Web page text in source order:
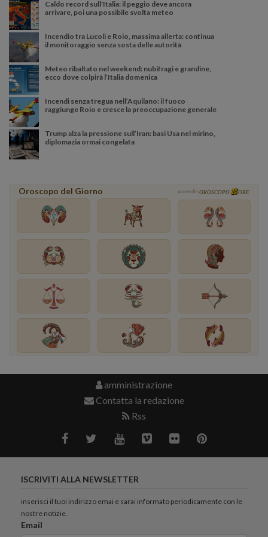
Caldo record sull'Italia: il peggio deve ancora
arrivare, poi una possibile svolta meteo
Incendio tra Lucoli e Roio, massima allerta: continua
il monitoraggio senza sosta delle autorità
Meteo ribaltato nel weekend: nubifragi e grandine,
ecco dove colpirà l’Italia domenica
Incendi senza tregua nell’Aquilano: il fuoco
raggiunge Roio e cresce la preoccupazione generale
Trump alza la pressione sull’Iran: basi Usa nel mirino,
diplomazia ormai congelata
Oroscopo del Giorno powered by OROSCOPO ORE
amministrazione
Contatta la redazione
Rss
ISCRIVITI ALLA NEWSLETTER
inserisci il tuoi indirizzo emai e sarai informato periodicamente con le
nostre notizie.
Email